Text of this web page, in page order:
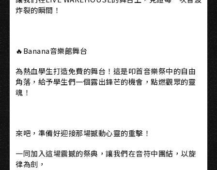
炸裂的瞬間！
🔥Banana音樂館舞台
為熱血學生打造免費的舞台！這是叩首音樂祭中的自由
角落，給予學生們一個露出鋒芒的機會，點燃觀眾的靈
魂！
來吧，準備好迎接那場撼動心靈的重擊！
一同加入這場震撼的祭典，讓我們在音符中團結，以旋
律為劍，